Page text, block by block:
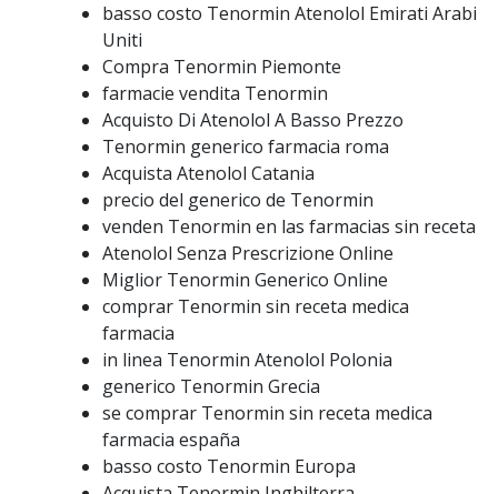
basso costo Tenormin Atenolol Emirati Arabi
Uniti
Compra Tenormin Piemonte
farmacie vendita Tenormin
Acquisto Di Atenolol A Basso Prezzo
Tenormin generico farmacia roma
Acquista Atenolol Catania
precio del generico de Tenormin
venden Tenormin en las farmacias sin receta
Atenolol Senza Prescrizione Online
Miglior Tenormin Generico Online
comprar Tenormin sin receta medica
farmacia
in linea Tenormin Atenolol Polonia
generico Tenormin Grecia
se comprar Tenormin sin receta medica
farmacia españa
basso costo Tenormin Europa